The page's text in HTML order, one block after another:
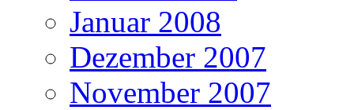
Januar 2008
Dezember 2007
November 2007